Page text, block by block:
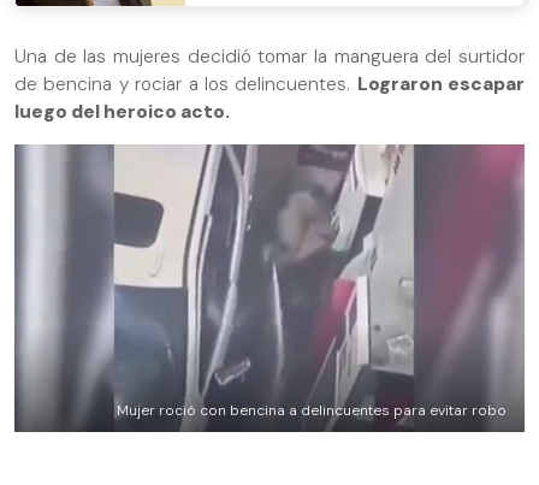
Una de las mujeres decidió tomar la manguera del surtidor
de bencina y rociar a los delincuentes. Lograron escapar
luego del heroico acto.
Mujer roció con bencina a delincuentes para evitar robo